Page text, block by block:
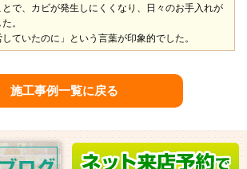
で、カビが発生しにくくなり、日々のお手入れが
。
していたのに」という言葉が印象的でした。
施工事例一覧に戻る